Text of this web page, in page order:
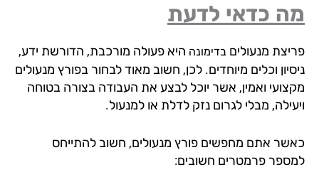
כדאי לדעת
מנעוליםבדימונההיא פעולה מורכבת, הדורשת ידע,
וכלים מיוחדים. לכן, חשוב מאוד לבחור בפורץ מנעולים
ואמין, אשר יוכל לבצע את העבודה בצורה בטוחה
מבלי לגרום נזק לדלת או למנעול.
אתם מחפשים פורץ מנעולים, חשוב להתייחס
פרמטרים חשובים: